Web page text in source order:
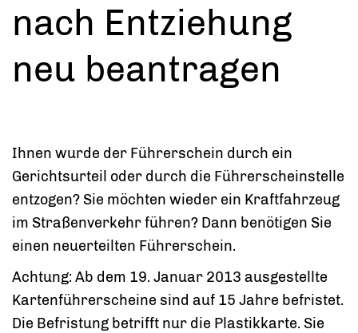
nach Entziehung
neu beantragen
Ihnen wurde der Führerschein durch ein
Gerichtsurteil oder durch die Führerscheinstelle
entzogen? Sie möchten wieder ein Kraftfahrzeug
im Straßenverkehr führen? Dann benötigen Sie
einen neuerteilten Führerschein.
Achtung: Ab dem 19. Januar 2013 ausgestellte
Kartenführerscheine sind auf 15 Jahre befristet.
Die Befristung betrifft nur die Plastikkarte. Sie